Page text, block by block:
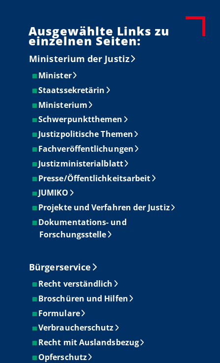
Ausgewählte Links zu
einzelnen Seiten:
Ministerium der Justiz
Minister
Staatssekretärin
Ministerium
Schwerpunktthemen
Justizpolitische Themen
Fachveröffentlichungen
Justizministerialblatt
Presse/Öffentlichkeitsarbeit
JUMIKO
Projekte und Verfahren der Justiz
Dokumentations- und
Forschungsstelle
Bürgerservice
Recht verständlich
Broschüren und Hilfen
Formulare
Verbraucherschutz
Recht mit Auslandsbezug
Opferschutz